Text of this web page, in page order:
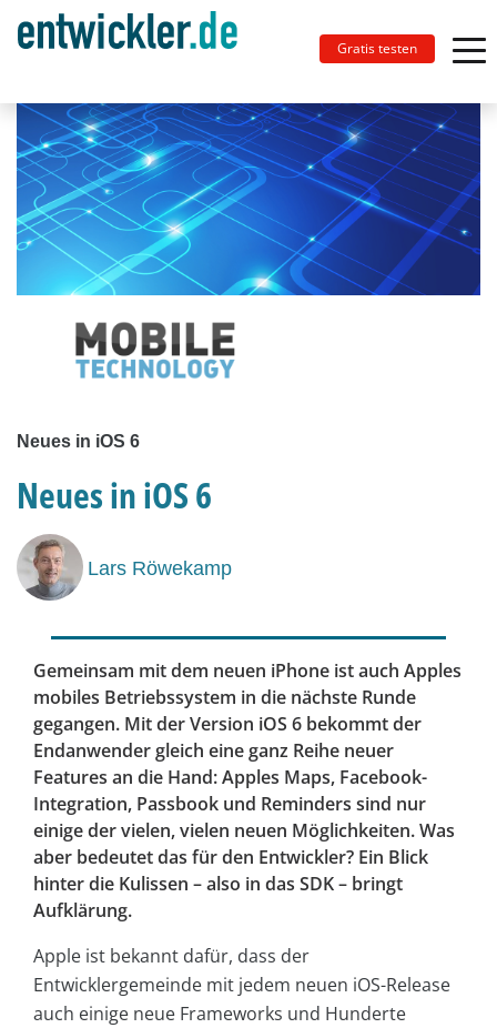
Gratis testen
Neues in iOS 6
Neues in iOS 6
Lars Röwekamp
Gemeinsam mit dem neuen iPhone ist auch Apples
mobiles Betriebssystem in die nächste Runde
gegangen. Mit der Version iOS 6 bekommt der
Endanwender gleich eine ganz Reihe neuer
Features an die Hand: Apples Maps, Facebook-
Integration, Passbook und Reminders sind nur
einige der vielen, vielen neuen Möglichkeiten. Was
aber bedeutet das für den Entwickler? Ein Blick
hinter die Kulissen – also in das SDK – ­bringt
Aufklärung.
Apple ist bekannt dafür, dass der
Entwicklergemeinde mit jedem neuen iOS-Release
auch einige neue Frameworks und Hunderte